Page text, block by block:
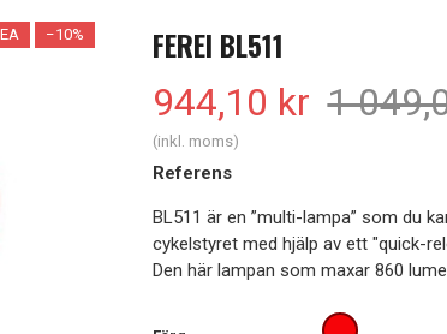
−10% FEREI BL511
944,10 kr 1
(inkl. moms)
Referens
BL511 är en ”multi-lampa” som du
cykelstyret med hjälp av ett "quick-
Den här lampan som maxar 860